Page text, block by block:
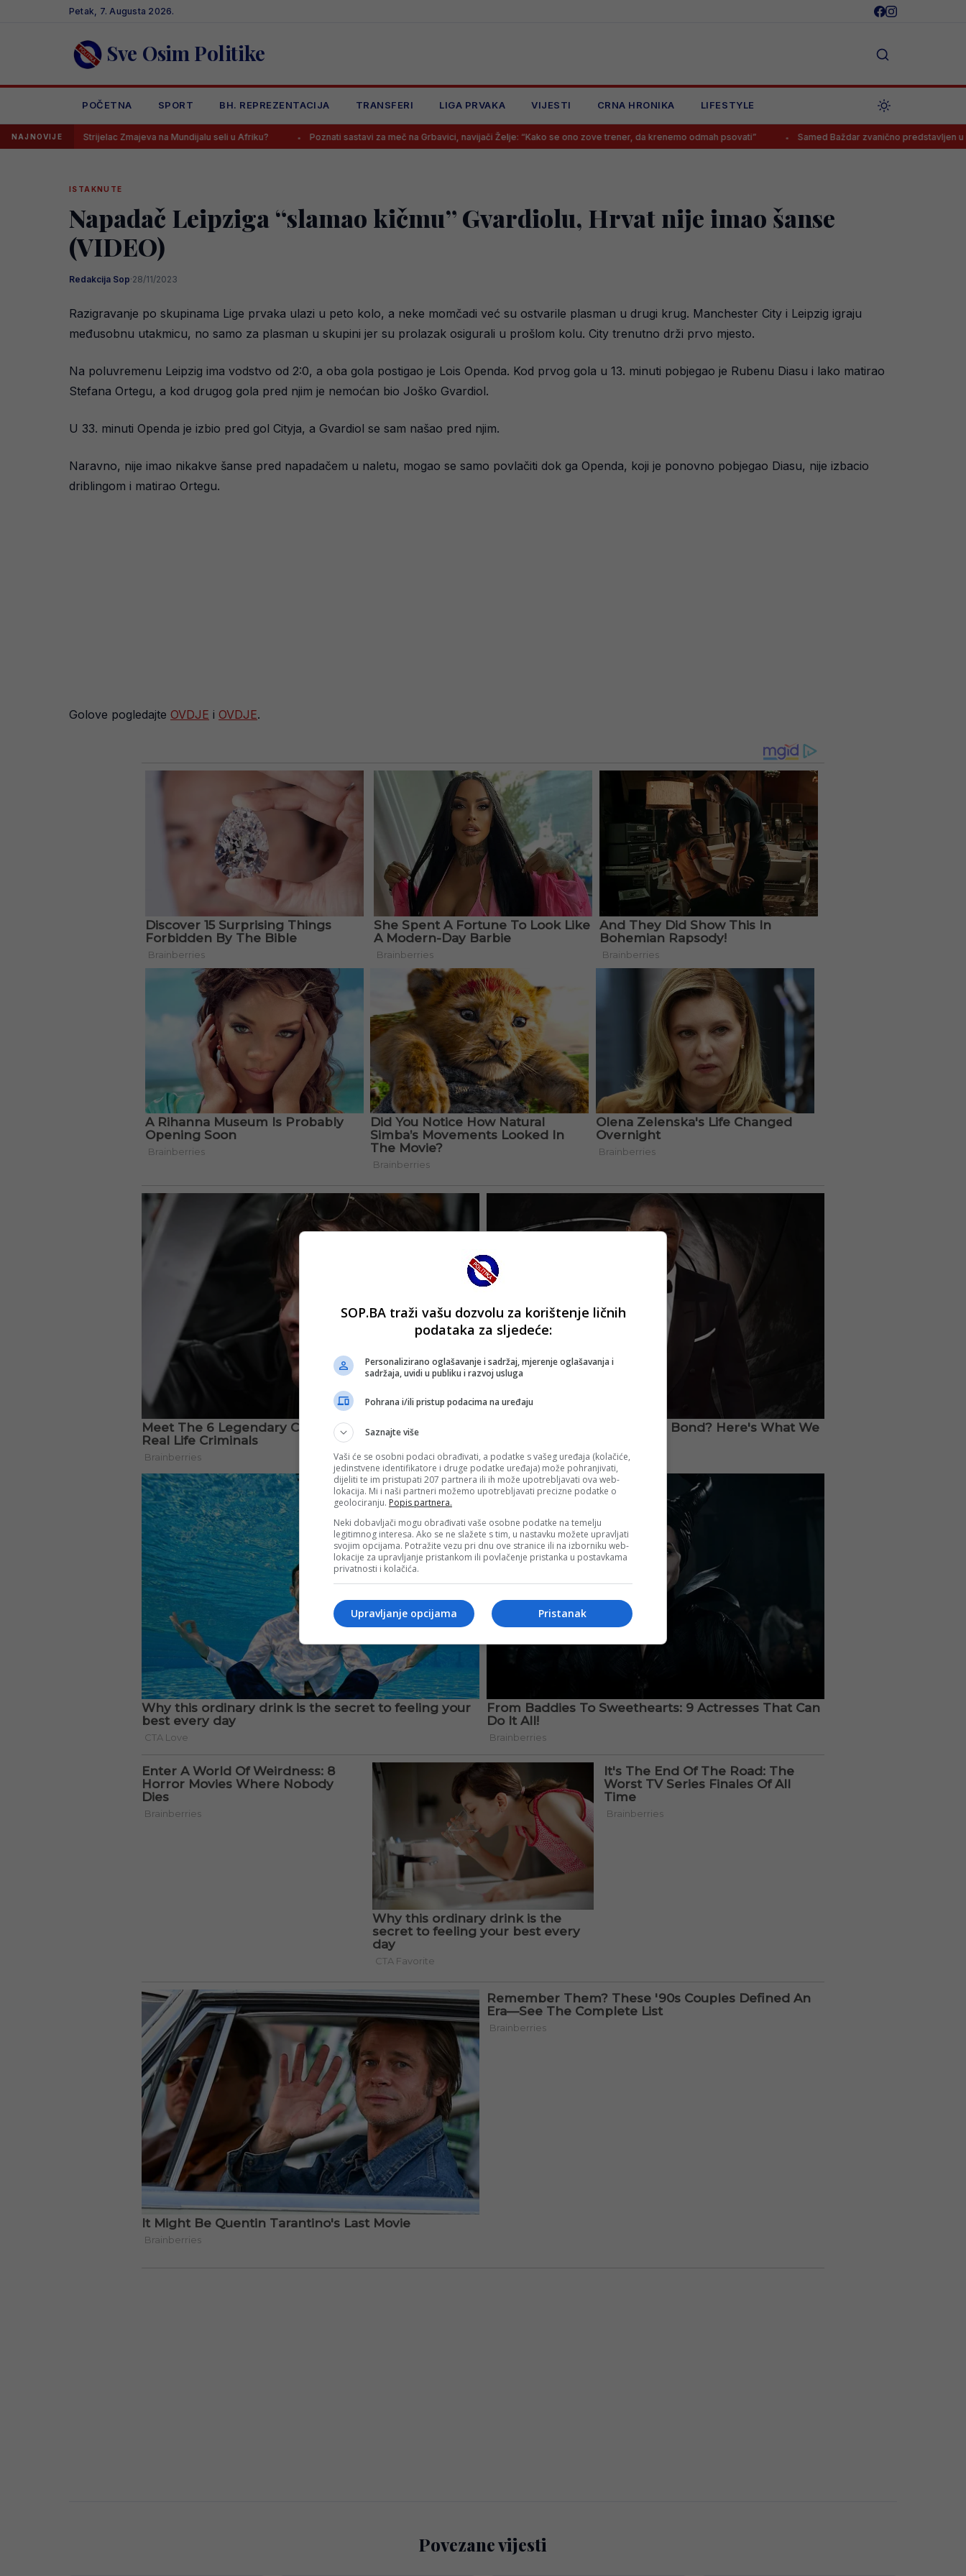
Petak, 7. Augusta 2026.
Sve Osim Politike
POČETNA SPORT BH. REPREZENTACIJA TRANSFERI LIGA PRVAKA VIJESTI CRNA HRONIKA LIFESTYLE
NAJNOVIJE
Strijelac Zmajeva na Mundijalu seli u Afriku? Poznati sastavi za meč na Grbavici, navijači Želje: “Kako se ono zove trener, da krenemo odmah psovati” Samed Baždar zvanično predstavljen u novom klubu
ISTAKNUTE
Napadač Leipziga “slamao kičmu” Gvardiolu, Hrvat nije imao šanse
(VIDEO)
Redakcija Sop·28/11/2023
Razigravanje po skupinama Lige prvaka ulazi u peto kolo, a neke momčadi već su ostvarile plasman u drugi krug. Manchester City i Leipzig igraju
međusobnu utakmicu, no samo za plasman u skupini jer su prolazak osigurali u prošlom kolu. City trenutno drži prvo mjesto.
Na poluvremenu Leipzig ima vodstvo od 2:0, a oba gola postigao je Lois Openda. Kod prvog gola u 13. minuti pobjegao je Rubenu Diasu i lako matirao
Stefana Ortegu, a kod drugog gola pred njim je nemoćan bio Joško Gvardiol.
U 33. minuti Openda je izbio pred gol Cityja, a Gvardiol se sam našao pred njim.
Naravno, nije imao nikakve šanse pred napadačem u naletu, mogao se samo povlačiti dok ga Openda, koji je ponovno pobjegao Diasu, nije izbacio
driblingom i matirao Ortegu.
Golove pogledajte OVDJE i OVDJE.
Povezane vijesti
SOP.BA traži vašu dozvolu za korištenje ličnih
podataka za sljedeće:
Personalizirano oglašavanje i sadržaj, mjerenje oglašavanja i
sadržaja, uvidi u publiku i razvoj usluga
Pohrana i/ili pristup podacima na uređaju
Saznajte više
Vaši će se osobni podaci obrađivati, a podatke s vašeg uređaja (kolačiće,
jedinstvene identifikatore i druge podatke uređaja) može pohranjivati,
dijeliti te im pristupati 207 partnera ili ih može upotrebljavati ova web-
lokacija. Mi i naši partneri možemo upotrebljavati precizne podatke o
geolociranju. Popis partnera.
Neki dobavljači mogu obrađivati vaše osobne podatke na temelju
legitimnog interesa. Ako se ne slažete s tim, u nastavku možete upravljati
svojim opcijama. Potražite vezu pri dnu ove stranice ili na izborniku web-
lokacije za upravljanje pristankom ili povlačenje pristanka u postavkama
privatnosti i kolačića.
Pristanak
Upravljanje opcijama